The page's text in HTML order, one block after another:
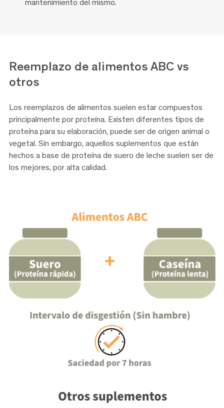
mantenimiento del mismo.
Reemplazo de alimentos ABC vs
otros
Los reemplazos de alimentos suelen estar compuestos
principalmente por proteína. Existen diferentes tipos de
proteína para su elaboración, puede ser de origen animal o
vegetal. Sin embargo, aquellos suplementos que están
hechos a base de proteína de suero de leche suelen ser de
los mejores, por alta calidad.